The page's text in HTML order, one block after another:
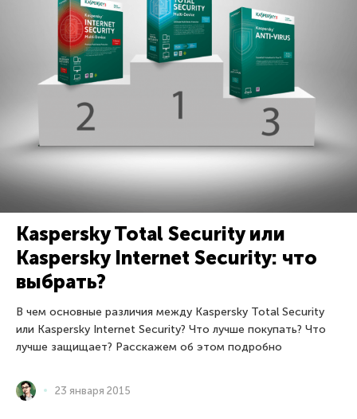
Kaspersky Total Security или
Kaspersky Internet Security: что
выбрать?
В чем основные различия между Kaspersky Total Security
или Kaspersky Internet Security? Что лучше покупать? Что
лучше защищает? Расскажем об этом подробно
23 января 2015